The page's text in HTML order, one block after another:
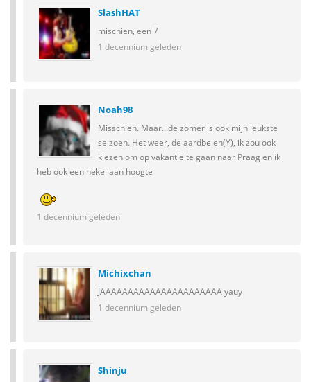
SlashHAT
mischien, een 7
1 decennium geleden
Noah98
Misschien. Maar...de zomer is ook mijn leukste
seizoen. Het weer, de aardbeien(Y), ik zou ook
kiezen om op vakantie te gaan naar Praag en ik
heb ook een hekel aan hoogte
1 decennium geleden
Michixchan
JAAAAAAAAAAAAAAAAAAAAAA yauy
1 decennium geleden
Shinju